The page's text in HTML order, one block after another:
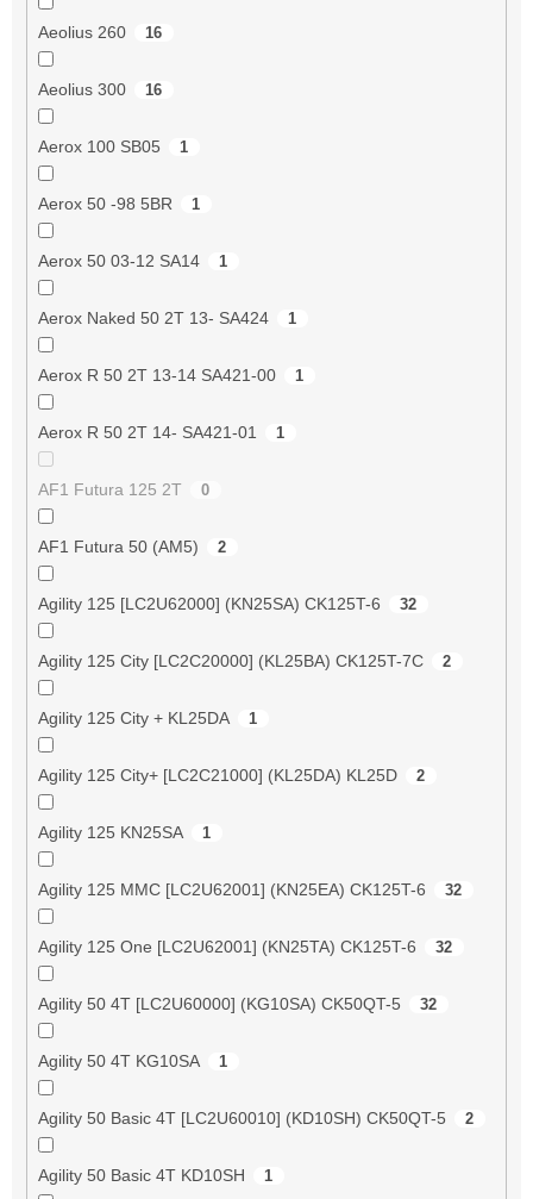
Aeolius 260 16
Aeolius 300 16
Aerox 100 SB05 1
Aerox 50 -98 5BR 1
Aerox 50 03-12 SA14 1
Aerox Naked 50 2T 13- SA424 1
Aerox R 50 2T 13-14 SA421-00 1
Aerox R 50 2T 14- SA421-01 1
AF1 Futura 125 2T 0
AF1 Futura 50 (AM5) 2
Agility 125 [LC2U62000] (KN25SA) CK125T-6 32
Agility 125 City [LC2C20000] (KL25BA) CK125T-7C 2
Agility 125 City + KL25DA 1
Agility 125 City+ [LC2C21000] (KL25DA) KL25D 2
Agility 125 KN25SA 1
Agility 125 MMC [LC2U62001] (KN25EA) CK125T-6 32
Agility 125 One [LC2U62001] (KN25TA) CK125T-6 32
Agility 50 4T [LC2U60000] (KG10SA) CK50QT-5 32
Agility 50 4T KG10SA 1
Agility 50 Basic 4T [LC2U60010] (KD10SH) CK50QT-5 2
Agility 50 Basic 4T KD10SH 1